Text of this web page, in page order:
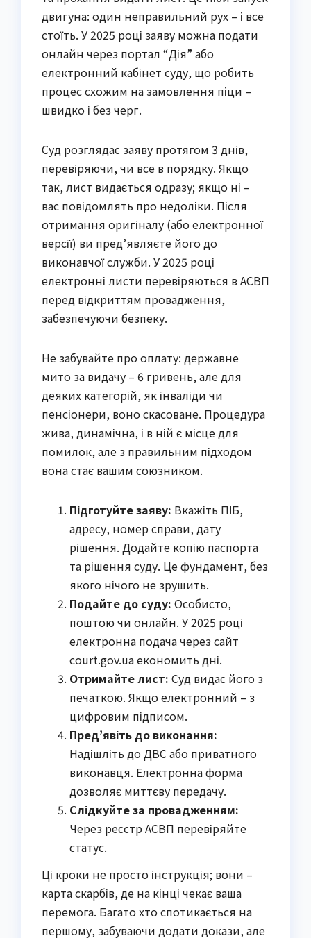
двигуна: один неправильний рух – і все
стоїть. У 2025 році заяву можна подати
онлайн через портал “Дія” або
електронний кабінет суду, що робить
процес схожим на замовлення піци –
швидко і без черг.
Суд розглядає заяву протягом 3 днів,
перевіряючи, чи все в порядку. Якщо
так, лист видається одразу; якщо ні –
вас повідомлять про недоліки. Після
отримання оригіналу (або електронної
версії) ви пред’являєте його до
виконавчої служби. У 2025 році
електронні листи перевіряються в АСВП
перед відкриттям провадження,
забезпечуючи безпеку.
Не забувайте про оплату: державне
мито за видачу – 6 гривень, але для
деяких категорій, як інваліди чи
пенсіонери, воно скасоване. Процедура
жива, динамічна, і в ній є місце для
помилок, але з правильним підходом
вона стає вашим союзником.
Підготуйте заяву: Вкажіть ПІБ,
адресу, номер справи, дату
рішення. Додайте копію паспорта
та рішення суду. Це фундамент, без
якого нічого не зрушить.
Подайте до суду: Особисто,
поштою чи онлайн. У 2025 році
електронна подача через сайт
court.gov.ua економить дні.
Отримайте лист: Суд видає його з
печаткою. Якщо електронний – з
цифровим підписом.
Пред’явіть до виконання:
Надішліть до ДВС або приватного
виконавця. Електронна форма
дозволяє миттєву передачу.
Слідкуйте за провадженням:
Через реєстр АСВП перевіряйте
статус.
Ці кроки не просто інструкція; вони –
карта скарбів, де на кінці чекає ваша
перемога. Багато хто спотикається на
першому, забуваючи додати докази, але